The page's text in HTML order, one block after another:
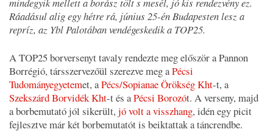
mindegyik mellett a borász tölt s mesél, jó kis rendezvény ez.
Ráadásul alig egy hétre rá, június 25-én Budapesten lesz a
repríz, az Ybl Palotában vendégeskedik a TOP25.
A TOP25 borversenyt tavaly rendezte meg először a Pannon
Borrégió, társszervezőül szerezve meg aPécsi
Tudományegyetemet, aPécs/Sopianae Örökség Kht-t, a
Szekszárd Borvidék Kht-t és aPécsi Borozót. A verseny, majd
a borbemutató jól sikerült,jó volt a visszhang, idén egy picit
fejlesztve már két borbemutatót is beiktattak a táncrendbe.